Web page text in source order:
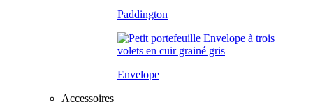
Paddington
Envelope
Accessoires